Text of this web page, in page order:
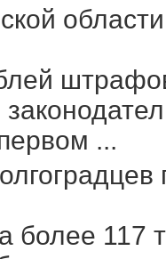
...
более 117